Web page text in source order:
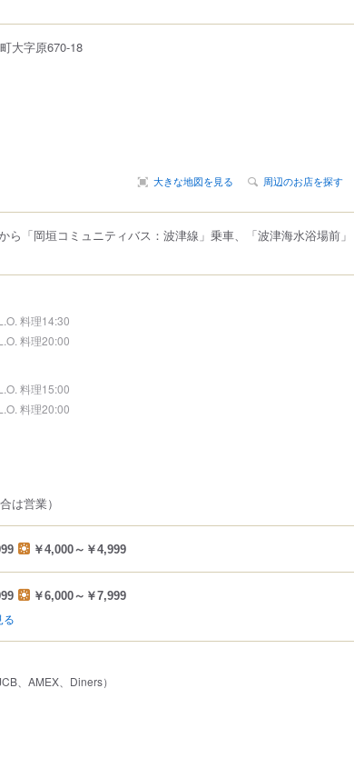
大字原670-18
大きな地図を見る 周辺のお店を探す
ら「岡垣コミュニティバス：波津線」乗車、「波津海水浴場前」
料理14:30
料理20:00
料理15:00
料理20:00
は営業）
￥4,000～￥4,999
￥6,000～￥7,999
る
、AMEX、Diners）